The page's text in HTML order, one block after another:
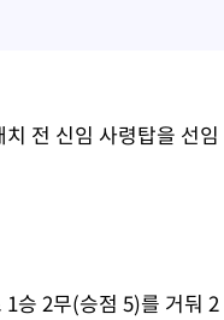
전 신임 사령탑을 선임
승 2무(승점 5)를 거둬 2